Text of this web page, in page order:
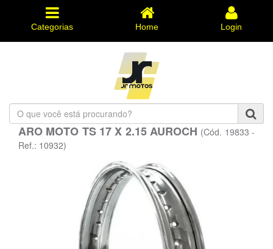
Categorias Home Login
O
que
você
está
ARO MOTO TS 17 X 2.15 AUROCH (Cód. 19833 -
Ref.: 10932)